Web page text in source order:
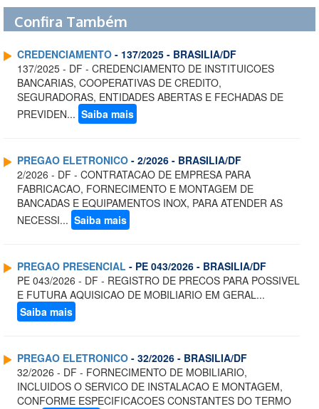
Confira Também
CREDENCIAMENTO - 137/2025 - BRASILIA/DF
137/2025 - DF - CREDENCIAMENTO DE INSTITUICOES
BANCARIAS, COOPERATIVAS DE CREDITO,
SEGURADORAS, ENTIDADES ABERTAS E FECHADAS DE
PREVIDEN... Saiba mais
PREGAO ELETRONICO - 2/2026 - BRASILIA/DF
2/2026 - DF - CONTRATACAO DE EMPRESA PARA
FABRICACAO, FORNECIMENTO E MONTAGEM DE
BANCADAS E EQUIPAMENTOS INOX, PARA ATENDER AS
NECESSI... Saiba mais
PREGAO PRESENCIAL - PE 043/2026 - BRASILIA/DF
PE 043/2026 - DF - REGISTRO DE PRECOS PARA POSSIVEL
E FUTURA AQUISICAO DE MOBILIARIO EM GERAL...
Saiba mais
PREGAO ELETRONICO - 32/2026 - BRASILIA/DF
32/2026 - DF - FORNECIMENTO DE MOBILIARIO,
INCLUIDOS O SERVICO DE INSTALACAO E MONTAGEM,
CONFORME ESPECIFICACOES CONSTANTES DO TERMO